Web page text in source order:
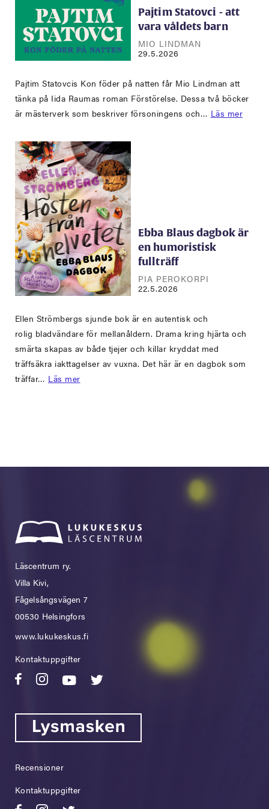
Pajtim Statovci - att
vara våldets barn
MIO LINDMAN
29.5.2026
Pajtim Statovcis Kon föder på natten får Mio Lindman att
tänka på Iida Raumas roman Förstörelse. Dessa två böcker
är mästerverk som beskriver försoningens och… Läs mer
Ebba Blaus dagbok är
en humoristisk
fullträff
PIA PEROKORPI
22.5.2026
Ellen Strömbergs sjunde bok är en autentisk och
rolig bladvändare för mellanåldern. Drama kring hjärta och
smärta skapas av både tjejer och killar kryddat med
träffsäkra iakttagelser av vuxna. Det här är en dagbok som
träffar… Läs mer
Läscentrum ry.
Villa Kivi,
Fågelsångsvägen 7
00530 Helsingfors
www.lukukeskus.fi
Kontaktuppgifter
Recensioner
Kontaktuppgifter